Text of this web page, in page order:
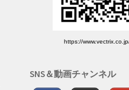
https://
SNS＆動画チャンネル